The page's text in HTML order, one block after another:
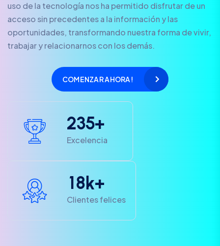
uso de la tecnología nos ha permitido disfrutar de un
acceso sin precedentes a la información y las
oportunidades, transformando nuestra forma de vivir,
trabajar y relacionarnos con los demás.
COMENZAR AHORA!
235+
Excelencia
18k+
Clientes felices